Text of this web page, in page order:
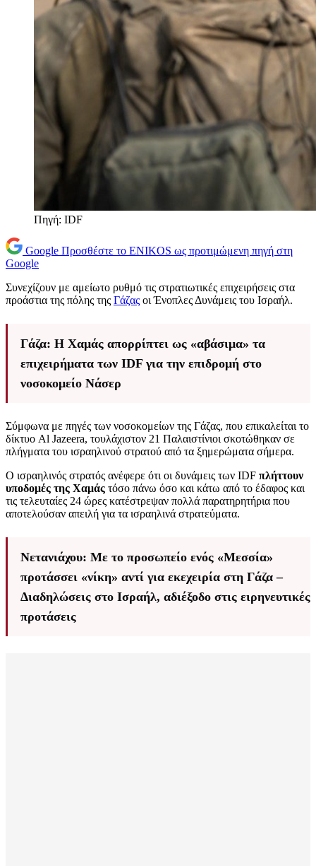
Πηγή: IDF
Google Προσθέστε το ENIKOS ως προτιμώμενη πηγή στη
Google
Συνεχίζουν με αμείωτο ρυθμό τις στρατιωτικές επιχειρήσεις στα
προάστια της πόλης της Γάζας οι Ένοπλες Δυνάμεις του Ισραήλ.
Γάζα: Η Χαμάς απορρίπτει ως «αβάσιμα» τα
επιχειρήματα των IDF για την επιδρομή στο
νοσοκομείο Νάσερ
Σύμφωνα με πηγές των νοσοκομείων της Γάζας, που επικαλείται το
δίκτυο Al Jazeera, τουλάχιστον 21 Παλαιστίνιοι σκοτώθηκαν σε
πλήγματα του ισραηλινού στρατού από τα ξημερώματα σήμερα.
Ο ισραηλινός στρατός ανέφερε ότι οι δυνάμεις των IDF πλήττουν
υποδομές της Χαμάς τόσο πάνω όσο και κάτω από το έδαφος και
τις τελευταίες 24 ώρες κατέστρεψαν πολλά παρατηρητήρια που
αποτελούσαν απειλή για τα ισραηλινά στρατεύματα.
Νετανιάχου: Με το προσωπείο ενός «Μεσσία»
προτάσσει «νίκη» αντί για εκεχειρία στη Γάζα –
Διαδηλώσεις στο Ισραήλ, αδιέξοδο στις ειρηνευτικές
προτάσεις